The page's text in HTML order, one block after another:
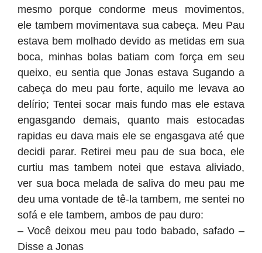
mesmo porque condorme meus movimentos,
ele tambem movimentava sua cabeça. Meu Pau
estava bem molhado devido as metidas em sua
boca, minhas bolas batiam com força em seu
queixo, eu sentia que Jonas estava Sugando a
cabeça do meu pau forte, aquilo me levava ao
delírio; Tentei socar mais fundo mas ele estava
engasgando demais, quanto mais estocadas
rapidas eu dava mais ele se engasgava até que
decidi parar. Retirei meu pau de sua boca, ele
curtiu mas tambem notei que estava aliviado,
ver sua boca melada de saliva do meu pau me
deu uma vontade de tê-la tambem, me sentei no
sofá e ele tambem, ambos de pau duro:
– Você deixou meu pau todo babado, safado –
Disse a Jonas